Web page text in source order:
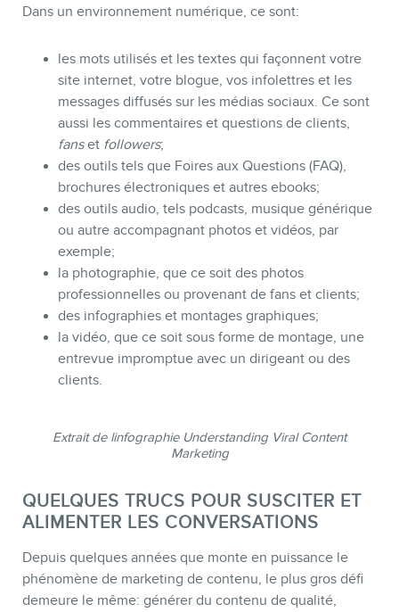
BLOGUE
CONTACT
MEMBRES
Dans un environnement numérique, ce sont:
les mots utilisés et les textes qui façonnent votre
site internet, votre blogue, vos infolettres et les
messages diffusés sur les médias sociaux. Ce sont
aussi les commentaires et questions de clients,
fanset followers;
des outils tels que Foires aux Questions (FAQ),
brochures électroniques et autres ebooks;
des outils audio, tels podcasts, musique générique
ou autre accompagnant photos et vidéos, par
exemple;
la photographie, que ce soit des photos
professionnelles ou provenant de fans et clients;
des infographies et montages graphiques;
la vidéo, que ce soit sous forme de montage, une
entrevue impromptue avec un dirigeant ou des
clients.
Extrait de linfographie Understanding Viral Content
Marketing
QUELQUES TRUCS POUR SUSCITER ET
ALIMENTER LES CONVERSATIONS
Depuis quelques années que monte en puissance le
phénomène de marketing de contenu, le plus gros défi
demeure le même: générer du contenu de qualité,